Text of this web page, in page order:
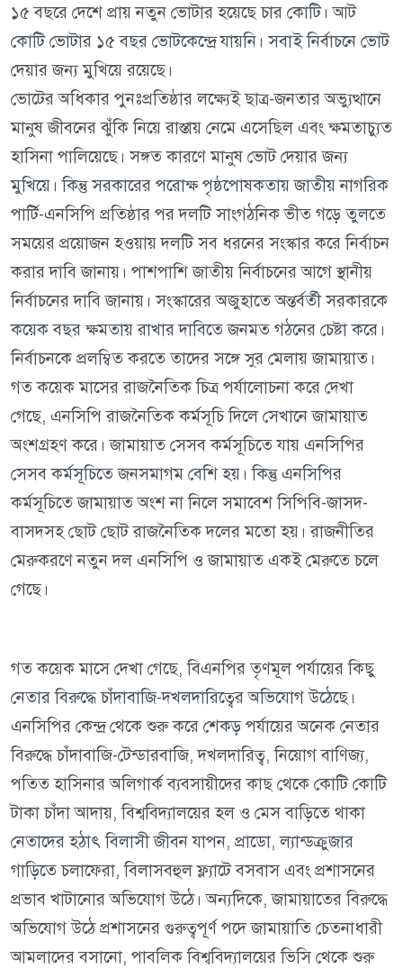
১৫ বছরে দেশে প্রায় নতুন ভোটার হয়েছে চার কোটি। আট
কোটি ভোটার ১৫ বছর ভোটকেন্দ্রে যায়নি। সবাই নির্বাচনে ভোট
দেয়ার জন্য মুখিয়ে রয়েছে।
ভোটের অধিকার পুনঃপ্রতিষ্ঠার লক্ষ্যেই ছাত্র-জনতার অভ্যুত্থানে
মানুষ জীবনের ঝুঁকি নিয়ে রাস্তায় নেমে এসেছিল এবং ক্ষমতাচ্যুত
হাসিনা পালিয়েছে। সঙ্গত কারণে মানুষ ভোট দেয়ার জন্য
মুখিয়ে। কিন্তু সরকারের পরোক্ষ পৃষ্ঠপোষকতায় জাতীয় নাগরিক
পার্টি-এনসিপি প্রতিষ্ঠার পর দলটি সাংগঠনিক ভীত গড়ে তুলতে
সময়ের প্রয়োজন হওয়ায় দলটি সব ধরনের সংস্কার করে নির্বাচন
করার দাবি জানায়। পাশপাশি জাতীয় নির্বাচনের আগে স্থানীয়
নির্বাচনের দাবি জানায়। সংস্কারের অজুহাতে অন্তর্বর্তী সরকারকে
কয়েক বছর ক্ষমতায় রাখার দাবিতে জনমত গঠনের চেষ্টা করে।
নির্বাচনকে প্রলম্বিত করতে তাদের সঙ্গে সুর মেলায় জামায়াত।
গত কয়েক মাসের রাজনৈতিক চিত্র পর্যালোচনা করে দেখা
গেছে, এনসিপি রাজনৈতিক কর্মসূচি দিলে সেখানে জামায়াত
অংশগ্রহণ করে। জামায়াত সেসব কর্মসূচিতে যায় এনসিপির
সেসব কর্মসূচিতে জনসমাগম বেশি হয়। কিন্তু এনসিপির
কর্মসূচিতে জামায়াত অংশ না নিলে সমাবেশ সিপিবি-জাসদ-
বাসদসহ ছোট ছোট রাজনৈতিক দলের মতো হয়। রাজনীতির
মেরুকরণে নতুন দল এনসিপি ও জামায়াত একই মেরুতে চলে
গেছে।
গত কয়েক মাসে দেখা গেছে, বিএনপির তৃণমূল পর্যায়ের কিছু
নেতার বিরুদ্ধে চাঁদাবাজি-দখলদারিত্বের অভিযোগ উঠেছে।
এনসিপির কেন্দ্র থেকে শুরু করে শেকড় পর্যায়ের অনেক নেতার
বিরুদ্ধে চাঁদাবাজি-টেন্ডারবাজি, দখলদারিত্ব, নিয়োগ বাণিজ্য,
পতিত হাসিনার অলিগার্ক ব্যবসায়ীদের কাছ থেকে কোটি কোটি
টাকা চাঁদা আদায়, বিশ্ববিদ্যালয়ের হল ও মেস বাড়িতে থাকা
নেতাদের হঠাৎ বিলাসী জীবন যাপন, প্রাডো, ল্যান্ডক্রুজার
গাড়িতে চলাফেরা, বিলাসবহুল ফ্ল্যাটে বসবাস এবং প্রশাসনের
প্রভাব খাটানোর অভিযোগ উঠে। অন্যদিকে, জামায়াতের বিরুদ্ধে
অভিযোগ উঠে প্রশাসনের গুরুত্বপূর্ণ পদে জামায়াতি চেতনাধারী
আমলাদের বসানো, পাবলিক বিশ্ববিদ্যালয়ের ভিসি থেকে শুরু